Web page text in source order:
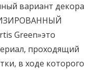
вариант декора
Green»это
проходящий
в ходе которого